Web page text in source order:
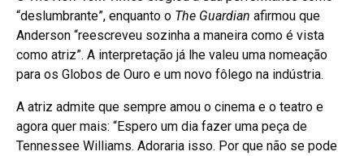
“deslumbrante”, enquanto o The Guardian afirmou que
Anderson “reescreveu sozinha a maneira como é vista
como atriz”. A interpretação já lhe valeu uma nomeação
para os Globos de Ouro e um novo fôlego na indústria.
A atriz admite que sempre amou o cinema e o teatro e
agora quer mais: “Espero um dia fazer uma peça de
Tennessee Williams. Adoraria isso. Por que não se pode